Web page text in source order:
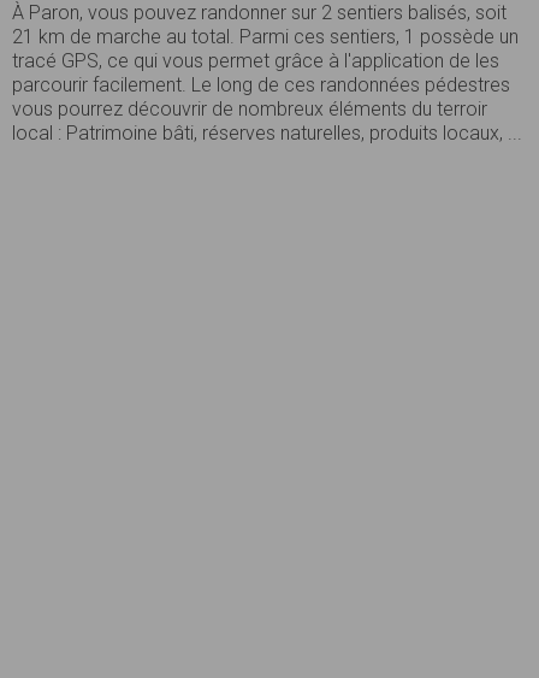
À Paron, vous pouvez randonner sur 2 sentiers balisés, soit
21 km de marche au total. Parmi ces sentiers, 1 possède un
tracé GPS, ce qui vous permet grâce à l'application de les
parcourir facilement. Le long de ces randonnées pédestres
vous pourrez découvrir de nombreux éléments du terroir
local : Patrimoine bâti, réserves naturelles, produits locaux, ...